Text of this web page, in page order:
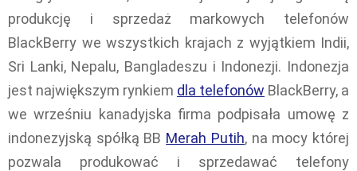
produkcję i sprzedaż markowych telefonów
BlackBerry we wszystkich krajach z wyjątkiem Indii,
Sri Lanki, Nepalu, Bangladeszu i Indonezji. Indonezja
jest największym rynkiem dla telefonów BlackBerry, a
we wrześniu kanadyjska firma podpisała umowę z
indonezyjską spółką BB Merah Putih, na mocy której
pozwala produkować i sprzedawać telefony